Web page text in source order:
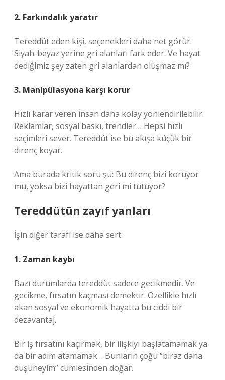
2. Farkındalık yaratır
Tereddüt eden kişi, seçenekleri daha net görür.
Siyah-beyaz yerine gri alanları fark eder. Ve hayat
dediğimiz şey zaten gri alanlardan oluşmaz mı?
3. Manipülasyona karşı korur
Hızlı karar veren insan daha kolay yönlendirilebilir.
Reklamlar, sosyal baskı, trendler… Hepsi hızlı
seçimleri sever. Tereddüt ise bu akışa küçük bir
direnç koyar.
Ama burada kritik soru şu: Bu direnç bizi koruyor
mu, yoksa bizi hayattan geri mi tutuyor?
Tereddütün zayıf yanları
İşin diğer tarafı ise daha sert.
1. Zaman kaybı
Bazı durumlarda tereddüt sadece gecikmedir. Ve
gecikme, fırsatın kaçması demektir. Özellikle hızlı
akan sosyal ve ekonomik hayatta bu ciddi bir
dezavantaj.
Bir iş fırsatını kaçırmak, bir ilişkiyi başlatamamak ya
da bir adım atamamak… Bunların çoğu “biraz daha
düşüneyim” cümlesinden doğar.